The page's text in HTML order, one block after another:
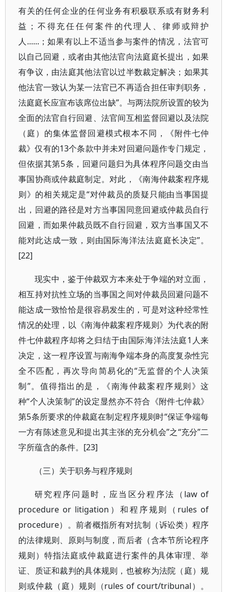
有关的任何企业的任何业务有积极联系或有财务利
益；不得充任任何案件的代理人、律师或辩护
人......；如果有以上不适当参与案件的情况，法官可
以自己回避，或者由其他法官向法庭庭长提出，如果
有争议，由法庭其他法官以过半数裁定解决；如果其
他法官一致认为某一法官已不再适合担任审判职务，
法庭庭长应宣布该席位出缺”。与两法院所设置的较为
全面的法官自行回避、法官间互相监督回避以及法院
（庭）的集体监督回避模式根本不同，《附件七仲
裁》仅有的13个条款中并未对回避问题作专门规定，
但依据其第5条，回避问题归为具体程序问题交由当
事国协商或仲裁庭制定。对此，《南海仲裁案程序规
则》的相关规定是“对仲裁员的质疑只能由当事国提
出，回避的路径是对方当事国同意回避或仲裁员自行
回避，而如果仲裁员既不自行回避，双方当事国又不
能对此达成一致，则由国际海洋法法庭庭长决定”。
[22]
现实中，鉴于仲裁双方本来处于争端的对立面，
相互持对抗性立场的当事国之间对仲裁员回避问题不
能达成一致恰恰是很容易发生的，可是对这种经常性
情况的处理，以《南海仲裁案程序规则》为代表的附
件七仲裁程序却将之归结于由国际海洋法法庭1人来
决定，这一程序设置与南海争端本身的高度复杂性完
全不匹配，再次导向简易化的“无监督的个人决策
制”。值得指出的是，《南海仲裁案程序规则》这
种“个人决策制”的设定显然亦不符合《附件七仲裁》
第5条所要求的仲裁庭在制定程序规则时“保证争端每
一方有陈述意见和提出其主张的充分机会”之“充分”二
字所蕴含的条件。[23]
（三）关于职务与程序规则
研究程序问题时，应当区分程序法（law of
procedure or litigation）和程序规则（rules of
procedure）。前者概指所有对抗制（诉讼类）程序
的法律规则、原则与制度，而后者（含本节所论程序
规则）特指法庭或仲裁庭进行案件的具体审理、举
证、质证和裁判的具体规则，也被称为法院（庭）规
则或仲裁（庭）规则（rules of court/tribunal）。